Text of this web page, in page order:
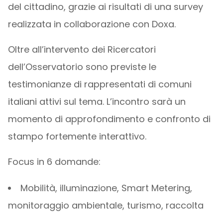
del cittadino, grazie ai risultati di una survey
realizzata in collaborazione con Doxa.
Oltre all’intervento dei Ricercatori
dell’Osservatorio sono previste le
testimonianze di rappresentati di comuni
italiani attivi sul tema. L’incontro sarà un
momento di approfondimento e confronto di
stampo fortemente interattivo.
Focus in 6 domande:
Mobilità, illuminazione, Smart Metering,
monitoraggio ambientale, turismo, raccolta